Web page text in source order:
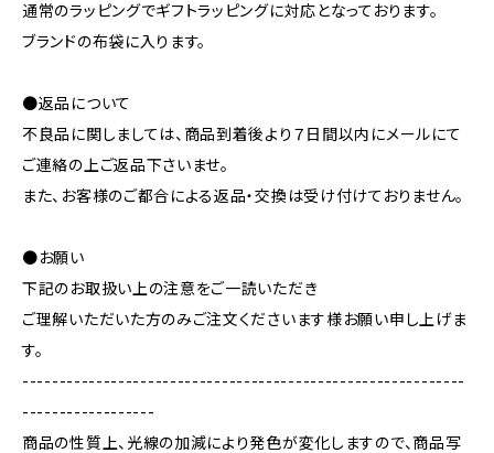
通常のラッピングでギフトラッピングに対応となっております。
ブランドの布袋に入ります。
●返品について
不良品に関しましては、商品到着後より７日間以内にメールにて
ご連絡の上ご返品下さいませ。
また、お客様のご都合による返品・交換は受け付けておりません。
●お願い
下記のお取扱い上の注意をご一読いただき
ご理解いただいた方のみご注文くださいます様お願い申し上げま
す。
------------------------------------------------------------
------------------
商品の性質上、光線の加減により発色が変化しますので、商品写